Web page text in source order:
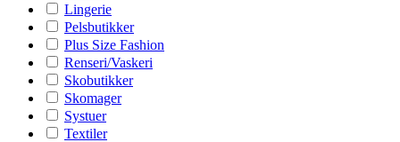
Lingerie
Pelsbutikker
Plus Size Fashion
Renseri/Vaskeri
Skobutikker
Skomager
Systuer
Textiler